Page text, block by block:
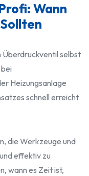
Wann
Überdruckventil selbst
Heizungsanlage
schnell erreicht
die Werkzeuge und
effektiv zu
wann es Zeit ist,